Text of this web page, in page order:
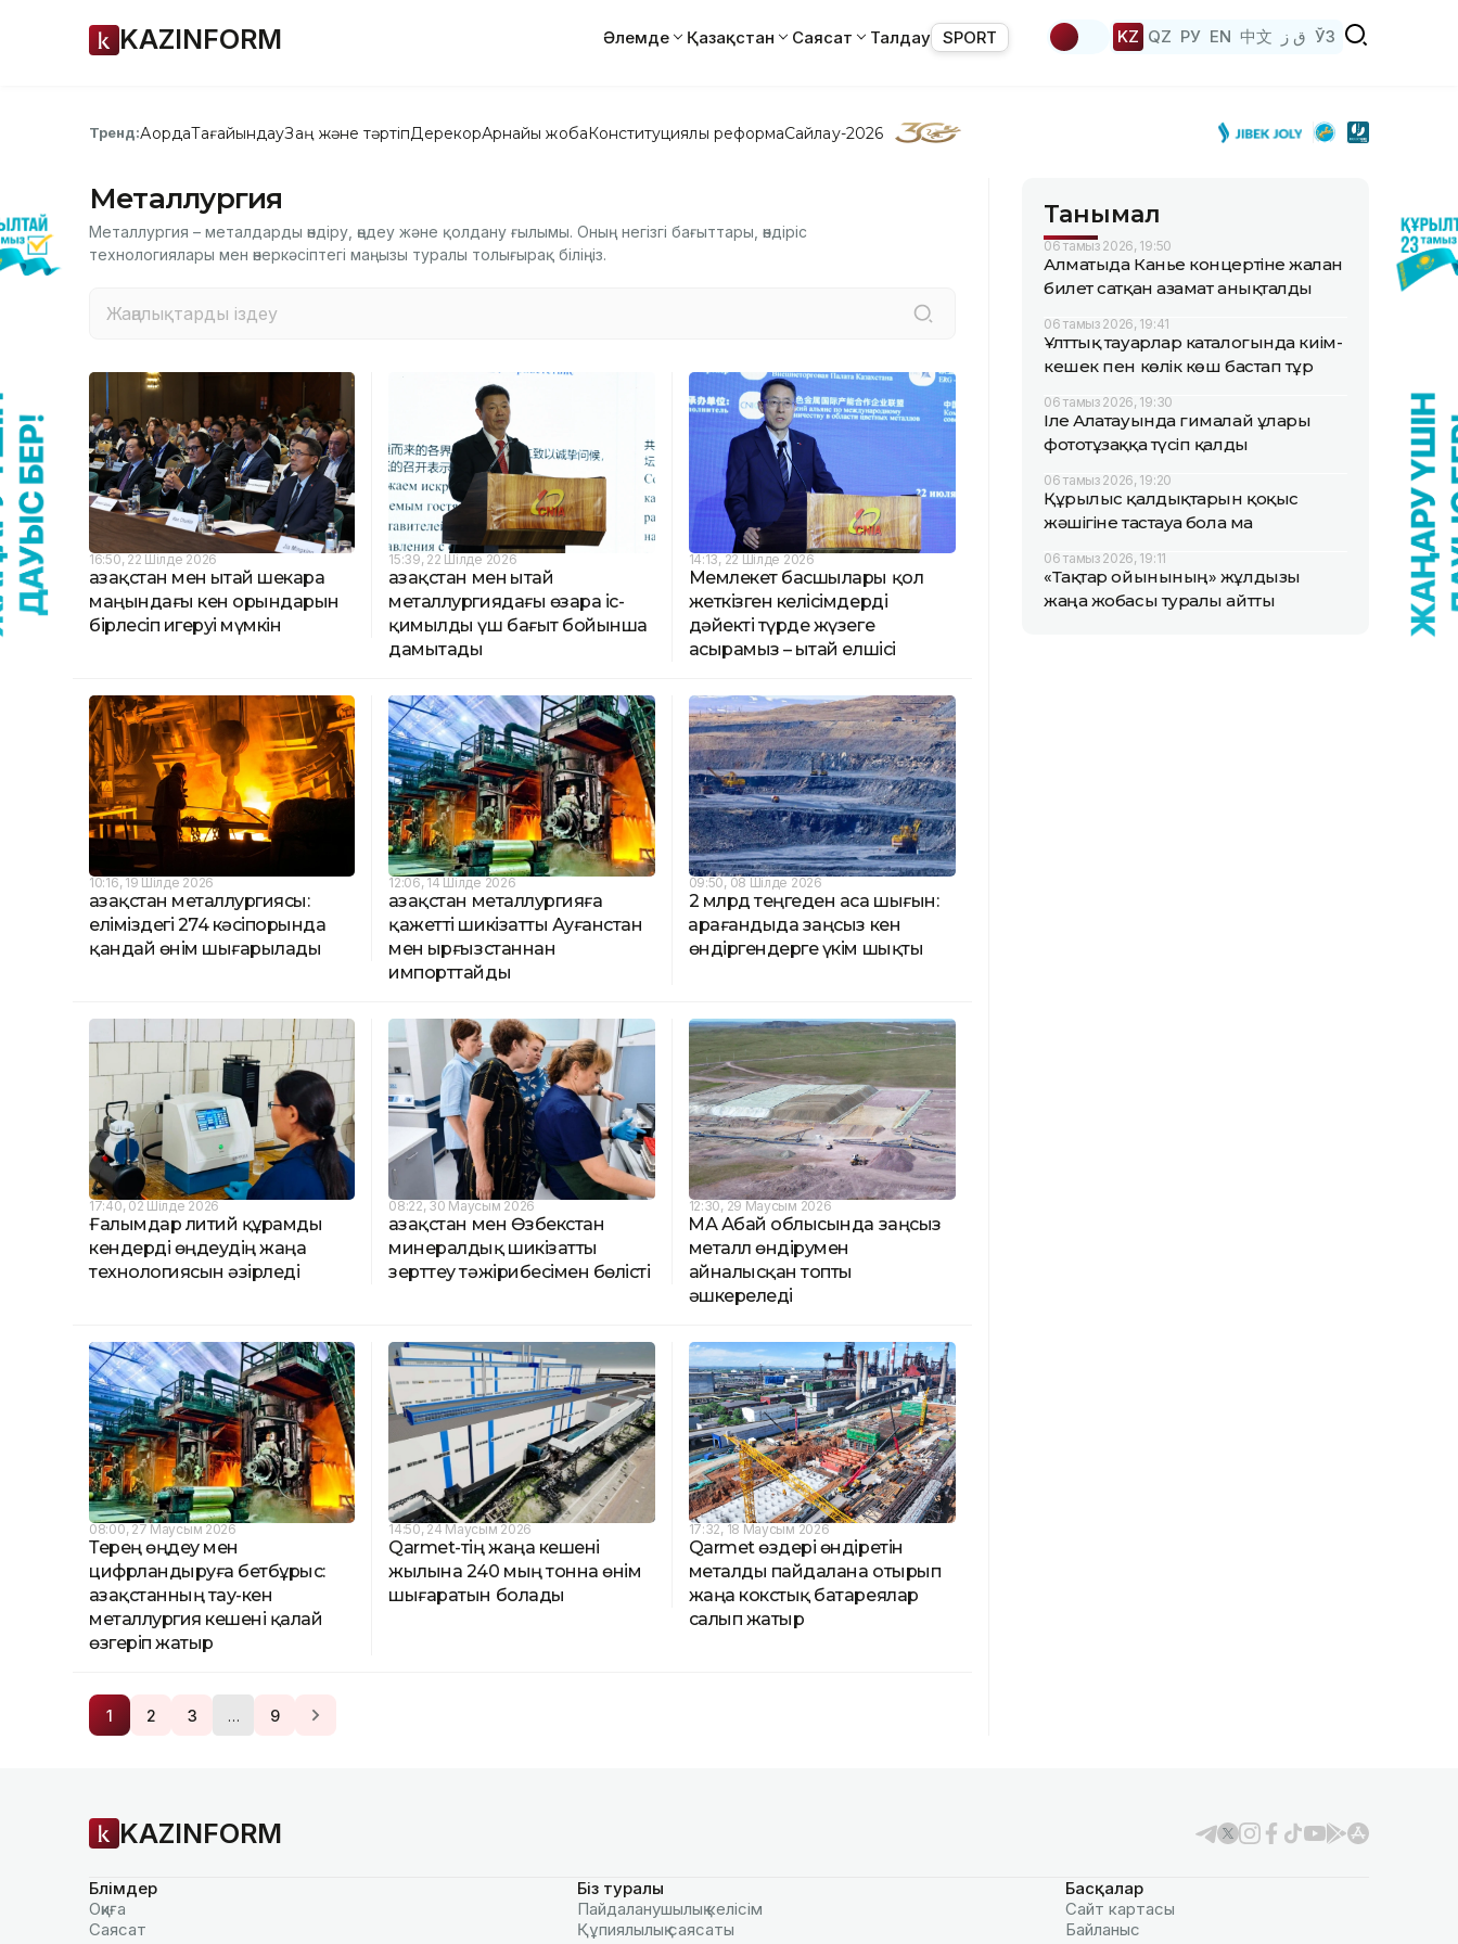
KAZINFORM Әлемде Қазақстан Саясат Талдау SPORT KZ QZ РУ EN 中文 ق ز ЎЗ
Тренд:АқордаТағайындауЗаң және тәртіпДерекқорАрнайы жобаКонституциялық реформаСайлау-2026
Металлургия
Металлургия – металдарды өндіру, өңдеу және қолдану ғылымы. Оның негізгі бағыттары, өндіріс
технологиялары мен өнеркәсіптегі маңызы туралы толығырақ біліңіз.
16:50, 22 Шілде 2026
Қазақстан мен Қытай шекара
маңындағы кен орындарын
бірлесіп игеруі мүмкін
15:39, 22 Шілде 2026
Қазақстан мен Қытай
металлургиядағы өзара іс-
қимылды үш бағыт бойынша
дамытады
14:13, 22 Шілде 2026
Мемлекет басшылары қол
жеткізген келісімдерді
дәйекті түрде жүзеге
асырамыз – Қытай елшісі
10:16, 19 Шілде 2026
Қазақстан металлургиясы:
еліміздегі 274 кәсіпорында
қандай өнім шығарылады
12:06, 14 Шілде 2026
Қазақстан металлургияға
қажетті шикізатты Ауғанстан
мен Қырғызстаннан
импорттайды
09:50, 08 Шілде 2026
2 млрд теңгеден аса шығын:
Қарағандыда заңсыз кен
өндіргендерге үкім шықты
17:40, 02 Шілде 2026
Ғалымдар литий құрамды
кендерді өңдеудің жаңа
технологиясын әзірледі
08:22, 30 Маусым 2026
Қазақстан мен Өзбекстан
минералдық шикізатты
зерттеу тәжірибесімен бөлісті
12:30, 29 Маусым 2026
ҚМА Абай облысында заңсыз
металл өндірумен
айналысқан топты
әшкереледі
08:00, 27 Маусым 2026
Терең өңдеу мен
цифрландыруға бетбұрыс:
Қазақстанның тау-кен
металлургия кешені қалай
өзгеріп жатыр
14:50, 24 Маусым 2026
Qarmet-тің жаңа кешені
жылына 240 мың тонна өнім
шығаратын болады
17:32, 18 Маусым 2026
Qarmet өздері өндіретін
металды пайдалана отырып
жаңа кокстық батареялар
салып жатыр
1 2 3 … 9
Танымал
06 тамыз 2026, 19:50
Алматыда Канье концертіне жалған
билет сатқан азамат анықталды
06 тамыз 2026, 19:41
Ұлттық тауарлар каталогында киім-
кешек пен көлік көш бастап тұр
06 тамыз 2026, 19:30
Іле Алатауында гималай ұлары
фототұзаққа түсіп қалды
06 тамыз 2026, 19:20
Құрылыс қалдықтарын қоқыс
жәшігіне тастауға бола ма
06 тамыз 2026, 19:11
«Тақтар ойынының» жұлдызы
жаңа жобасы туралы айтты
KAZINFORM
Бөлімдер
Оқиға
Саясат
Біз туралы
Пайдаланушылық келiciм
Құпиялылық саясаты
Басқалар
Сайт картасы
Байланыс